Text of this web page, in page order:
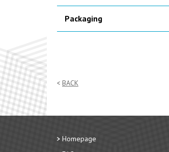
Packaging
BACK
Homepage